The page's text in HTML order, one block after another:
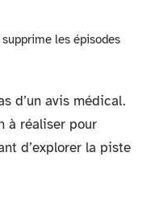
les épisodes
d’un avis médical.
à réaliser pour
d’explorer la piste